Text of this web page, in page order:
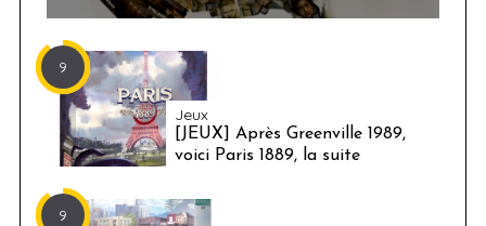
9
Jeux
[JEUX] Après Greenville 1989,
voici Paris 1889, la suite
9